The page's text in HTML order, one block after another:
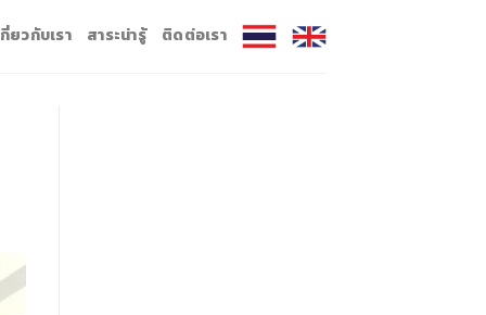
ยวกับเรา สาระน่ารู้ ติดต่อเรา